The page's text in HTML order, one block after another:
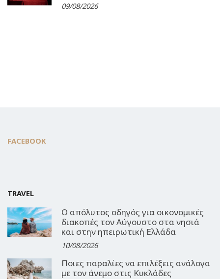
09/08/2026
FACEBOOK
TRAVEL
Ο απόλυτος οδηγός για οικονομικές
διακοπές τον Αύγουστο στα νησιά
και στην ηπειρωτική Ελλάδα
10/08/2026
Ποιες παραλίες να επιλέξεις ανάλογα
με τον άνεμο στις Κυκλάδες